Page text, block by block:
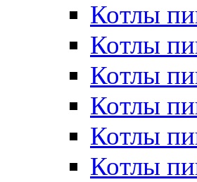
Котлы
Котлы
Котлы
Котлы
Котлы
Котлы